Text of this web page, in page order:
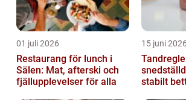
01 juli 2026
Restaurang för lunch i
Sälen: Mat, afterski och
fjällupplevelser för alla
15 juni 2026
stabilt